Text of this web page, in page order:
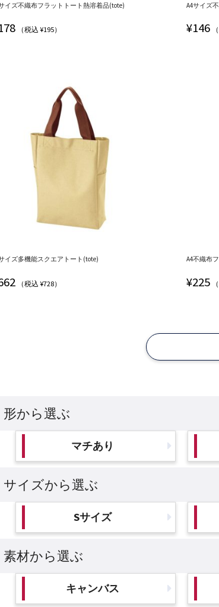
イズ不織布フラットトート熱溶着品(tote)
（税込 ¥195）
A4サイズ
¥146
イズ多機能スクエアトート(tote)
（税込 ¥728）
A4不織布
¥225
形から選ぶ
マチあり
サイズから選ぶ
Sサイズ
素材から選ぶ
キャンバス